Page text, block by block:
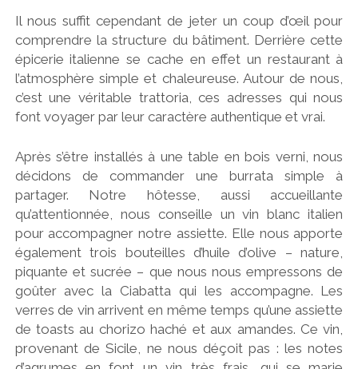
Il nous suffit cependant de jeter un coup d’œil pour
comprendre la structure du bâtiment. Derrière cette
épicerie italienne se cache en effet un restaurant à
l’atmosphère simple et chaleureuse. Autour de nous,
c’est une véritable trattoria, ces adresses qui nous
font voyager par leur caractère authentique et vrai.
Après s’être installés à une table en bois verni, nous
décidons de commander une burrata simple à
partager. Notre hôtesse, aussi accueillante
qu’attentionnée, nous conseille un vin blanc italien
pour accompagner notre assiette. Elle nous apporte
également trois bouteilles d’huile d’olive – nature,
piquante et sucrée – que nous nous empressons de
goûter avec la Ciabatta qui les accompagne. Les
verres de vin arrivent en même temps qu’une assiette
de toasts au chorizo haché et aux amandes. Ce vin,
provenant de Sicile, ne nous déçoit pas : les notes